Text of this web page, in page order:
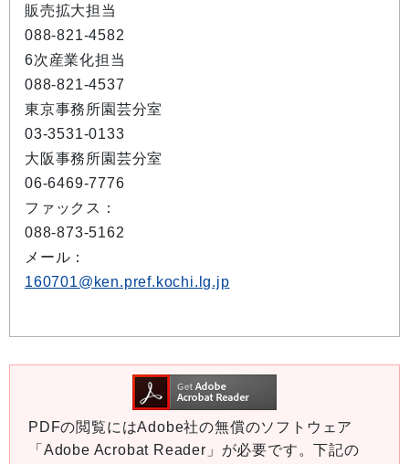
販売拡大担当
088-821-4582
6次産業化担当
088-821-4537
東京事務所園芸分室
03-3531-0133
大阪事務所園芸分室
06-6469-7776
ファックス：
088-873-5162
メール：
160701@ken.pref.kochi.lg.jp
PDFの閲覧にはAdobe社の無償のソフトウェア
「Adobe Acrobat Reader」が必要です。下記の